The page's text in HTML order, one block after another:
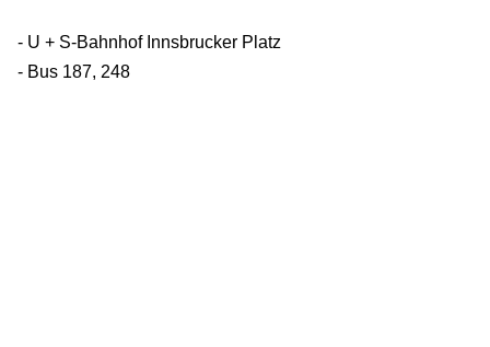
- U + S-Bahnhof Innsbrucker Platz
- Bus 187, 248